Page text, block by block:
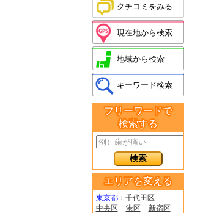
クチコミをみる
現在地から検索
地域から検索
キーワード検索
フリーワードで
検索する
エリアを変える
東京都： 千代田区
中央区
港区
新宿区